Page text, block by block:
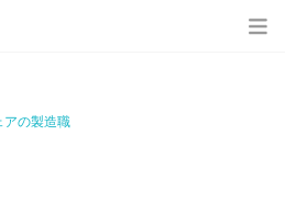
アの製造職